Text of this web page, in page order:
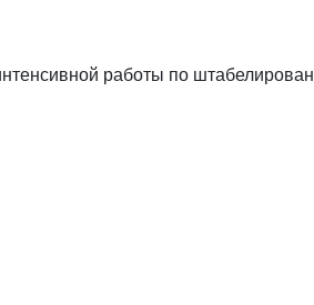
работы по